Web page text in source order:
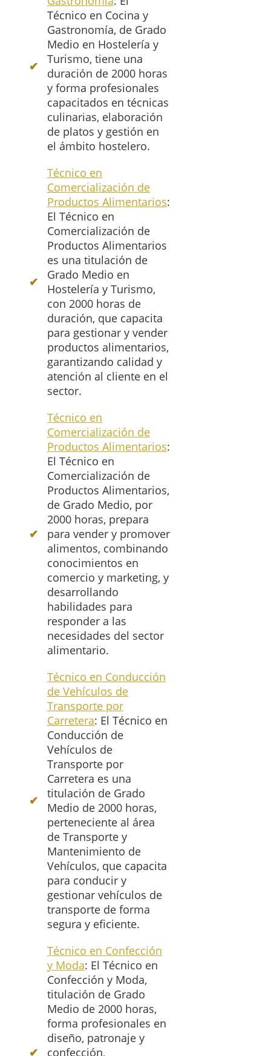
Técnico en Cocina y
Gastronomía, de Grado
Medio en Hostelería y
Turismo, tiene una
duración de 2000 horas
y forma profesionales
capacitados en técnicas
culinarias, elaboración
de platos y gestión en
el ámbito hostelero.
Técnico en
Comercialización de
Productos Alimentarios:
El Técnico en
Comercialización de
Productos Alimentarios
es una titulación de
Grado Medio en
Hostelería y Turismo,
con 2000 horas de
duración, que capacita
para gestionar y vender
productos alimentarios,
garantizando calidad y
atención al cliente en el
sector.
Técnico en
Comercialización de
Productos Alimentarios:
El Técnico en
Comercialización de
Productos Alimentarios,
de Grado Medio, por
2000 horas, prepara
para vender y promover
alimentos, combinando
conocimientos en
comercio y marketing, y
desarrollando
habilidades para
responder a las
necesidades del sector
alimentario.
Técnico en Conducción
de Vehículos de
Transporte por
Carretera: El Técnico en
Conducción de
Vehículos de
Transporte por
Carretera es una
titulación de Grado
Medio de 2000 horas,
perteneciente al área
de Transporte y
Mantenimiento de
Vehículos, que capacita
para conducir y
gestionar vehículos de
transporte de forma
segura y eficiente.
Técnico en Confección
y Moda: El Técnico en
Confección y Moda,
titulación de Grado
Medio de 2000 horas,
forma profesionales en
diseño, patronaje y
confección,